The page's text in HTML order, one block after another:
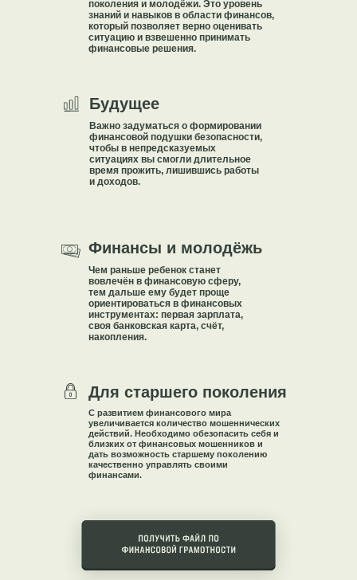
Финансы и молодёжь
Будущее
Для старшего поколения
поколения и молодёжи. Это уровень
знаний и навыков в области финансов,
который позволяет верно оценивать
ситуацию и взвешенно принимать
финансовые решения.
Чем раньше ребенок станет
вовлечён в финансовую сферу,
тем дальше ему будет проще
ориентироваться в финансовых
инструментах: первая зарплата,
своя банковская карта, счёт,
накопления.
Важно задуматься о формировании
финансовой подушки безопасности,
чтобы в непредсказуемых
ситуациях вы смогли длительное
время прожить, лишившись работы
и доходов.
С развитием финансового мира
увеличивается количество мошеннических
действий. Необходимо обезопасить себя и
близких от финансовых мошенников и
дать возможность старшему поколению
качественно управлять своими
финансами.